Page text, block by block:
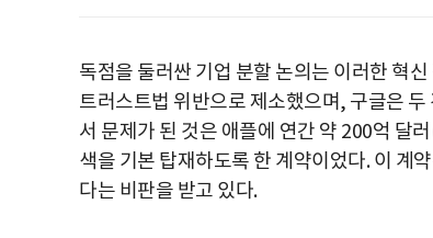
독점을 둘러싼 기업 분할 논의는 이러한 혁
트러스트법 위반으로 제소했으며, 구글은
서 문제가 된 것은 애플에 연간 약 200억 달
색을 기본 탑재하도록 한 계약이었다. 이 계
다는 비판을 받고 있다.